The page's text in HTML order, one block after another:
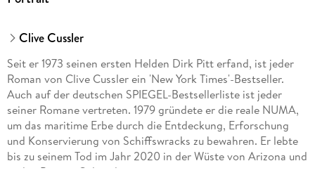
Clive Cussler
Seit er 1973 seinen ersten Helden Dirk Pitt erfand, ist jeder
Roman von Clive Cussler ein 'New York Times'-Bestseller.
Auch auf der deutschen SPIEGEL-Bestsellerliste ist jeder
seiner Romane vertreten. 1979 gründete er die reale NUMA,
um das maritime Erbe durch die Entdeckung, Erforschung
und Konservierung von Schiffswracks zu bewahren. Er lebte
bis zu seinem Tod im Jahr 2020 in der Wüste von Arizona und
in den Bergen Colorados.